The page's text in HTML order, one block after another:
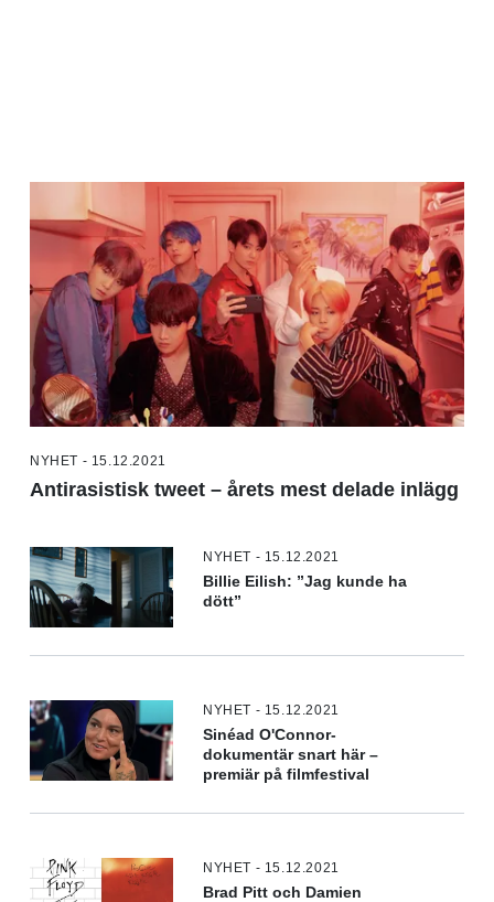
NYHET - 15.12.2021
Antirasistisk tweet – årets mest delade inlägg
NYHET - 15.12.2021
Billie Eilish: ”Jag kunde ha
dött”
NYHET - 15.12.2021
Sinéad O'Connor-
dokumentär snart här –
premiär på filmfestival
NYHET - 15.12.2021
Brad Pitt och Damien